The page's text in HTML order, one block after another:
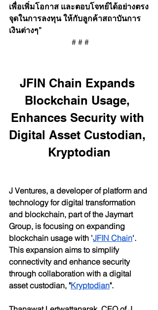
เพื่อเพิ่มโอกาส และตอบโจทย์ได้อย่างตรง
จุดในการลงทุน ให้กับลูกค้าสถาบันการ
เงินต่างๆ”
# # #
JFIN Chain Expands
Blockchain Usage,
Enhances Security with
Digital Asset Custodian,
Kryptodian
J Ventures, a developer of platform and
technology for digital transformation
and blockchain, part of the Jaymart
Group, is focusing on expanding
blockchain usage with 'JFIN Chain'.
This expansion aims to simplify
connectivity and enhance security
through collaboration with a digital
asset custodian, "Kryptodian".